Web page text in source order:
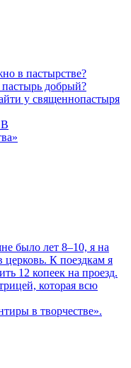
в пастырстве?
добрый?
у священнопастыря
В
было лет 8–10, я на
церковь. К поездкам я
12 копеек на проезд.
которая всю
в творчестве».